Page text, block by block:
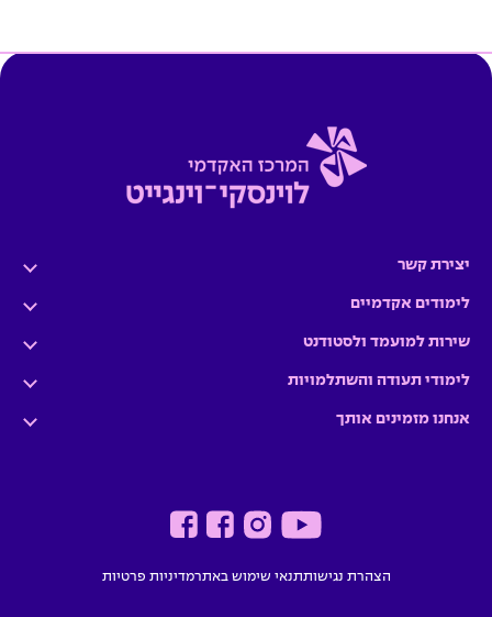
יצירת קשר
לימודים אקדמיים
שירות למועמד ולסטודנט
לימודי תעודה והשתלמויות
אנחנו מזמינים אותך
הצהרת נגישותתנאי שימוש באתרמדיניות פרטיות